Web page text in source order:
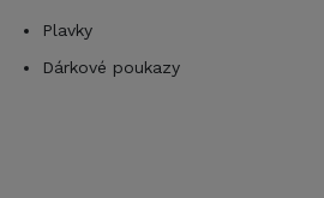
Plavky
Dárkové poukazy